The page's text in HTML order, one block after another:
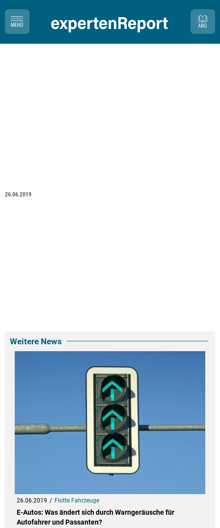
26.06.2019
Weitere News
26.06.2019 Flotte Fahrzeuge
E-Autos: Was ändert sich durch Warngeräusche für
Autofahrer und Passanten?